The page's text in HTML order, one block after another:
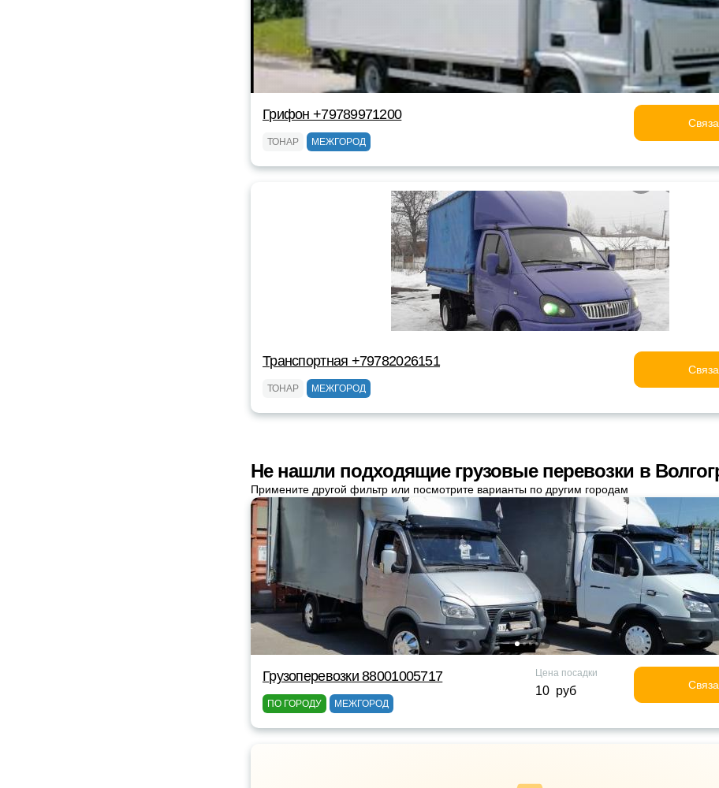
Грифон +79789971200
ТОНАР МЕЖГОРОД
Транспортная +79782026151
ТОНАР МЕЖГОРОД
Не нашли подходящие грузовые перевозки в
Примените другой фильтр или посмотрите варианты по другим городам
Грузоперевозки 88001005717
ПО ГОРОДУ МЕЖГОРОД
Цена посадки
10 руб